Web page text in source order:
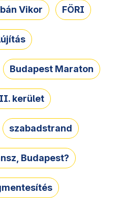
Vikor FÖRI
Budapest Maraton
kerület
szabadstrand
Budapest?